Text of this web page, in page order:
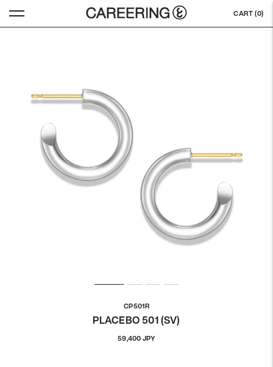
CART (0)
CP501R
PLACEBO 501 (SV)
59,400 JPY通